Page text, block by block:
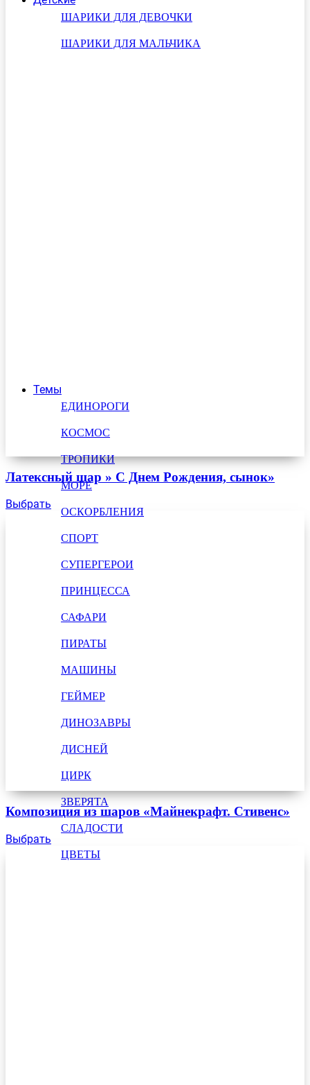
ШАРИКИ ДЛЯ ДЕВОЧКИ
ШАРИКИ ДЛЯ МАЛЬЧИКА
Темы
ЕДИНОРОГИ
КОСМОС
ТРОПИКИ
МОРЕ
ОСКОРБЛЕНИЯ
СПОРТ
СУПЕРГЕРОИ
ПРИНЦЕССА
САФАРИ
ПИРАТЫ
МАШИНЫ
ГЕЙМЕР
ДИНОЗАВРЫ
ДИСНЕЙ
ЦИРК
ЗВЕРЯТА
СЛАДОСТИ
ЦВЕТЫ
Латексный шар » С Днем Рождения, сынок»
Выбрать
Композиция из шаров «Майнекрафт. Стивенс»
Выбрать